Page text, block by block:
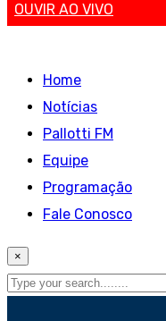
OUVIR AO VIVO
Home
Notícias
Pallotti FM
Equipe
Programação
Fale Conosco
×